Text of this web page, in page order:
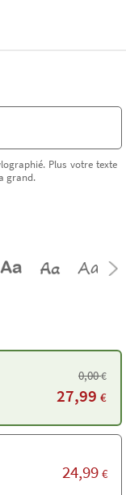
Plus votre texte
grand.
0,00€
27,99 €
24,99 €